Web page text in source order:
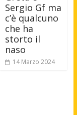
Sergio Gf ma
c’è qualcuno
che ha
storto il
naso
14 Marzo 2024